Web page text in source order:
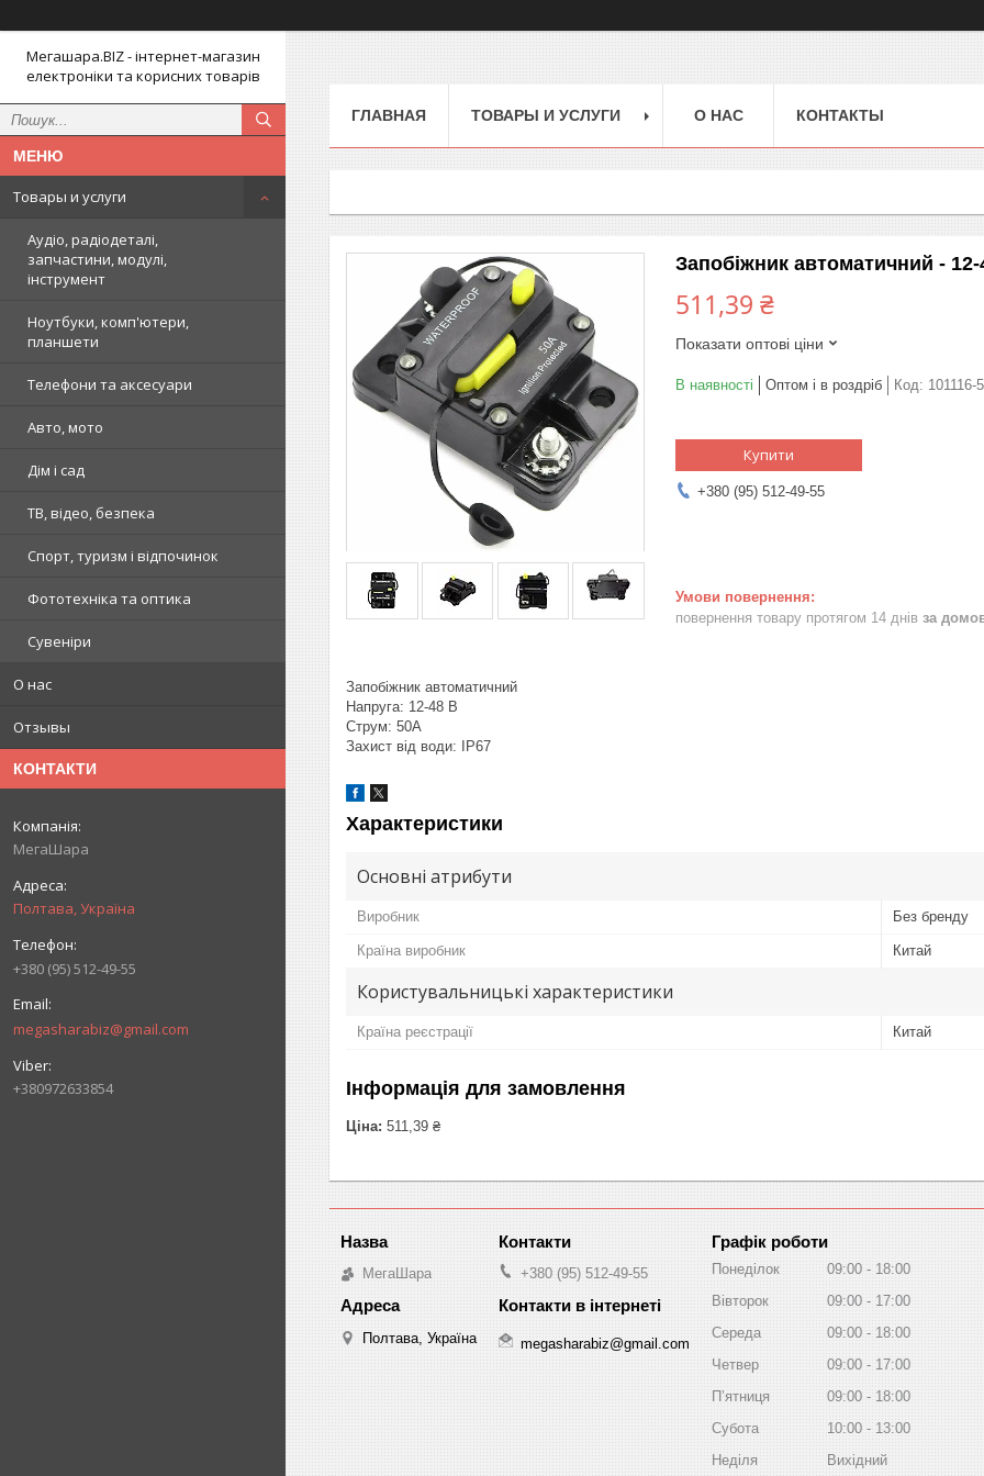
Мегашара.BIZ - інтернет-магазин
електроніки та корисних товарів
Товары и услуги
Аудіо, радіодеталі,
запчастини, модулі,
інструмент
Ноутбуки, комп'ютери,
планшети
Телефони та аксесуари
Авто, мото
Дім і сад
ТВ, відео, безпека
Спорт, туризм і відпочинок
Фототехніка та оптика
Сувеніри
О нас
Отзывы
КОНТАКТИ
МегаШара
Полтава, Україна
+380 (95) 512-49-55
megasharabiz@gmail.com
+380972633854
ГЛАВНАЯ ТОВАРЫ И УСЛУГИ О НАС КОНТАКТЫ
Запобіжник автоматичний -
511,39 ₴
Показати оптові ціни
В наявності Оптом і в роздріб Код: 101116-
Купити
+380 (95) 512-49-55
повернення товару протягом 14 днів за
Запобіжник автоматичний
Напруга: 12-48 В
Струм: 50А
Захист від води: IP67
Характеристики
Основні атрибути
Виробник Без бренду
Країна виробник Китай
Користувальницькі характеристики
Країна реєстрації Китай
Інформація для замовлення
Ціна: 511,39 ₴
МегаШара
Полтава, Україна
+380 (95) 512-49-55
megasharabiz@gmail.com
Графік роботи
Понеділок 09:00
18:00
Вівторок
09:00
17:00
Середа
09:00
18:00
Четвер
09:00
17:00
Пʼятниця
09:00
18:00
Субота
10:00
13:00
Неділя
Вихідний